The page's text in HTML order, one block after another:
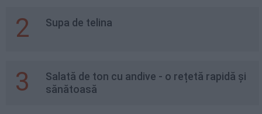
2 Supa de telina
3
Salată de ton cu andive - o rețetă rapidă și
sănătoasă